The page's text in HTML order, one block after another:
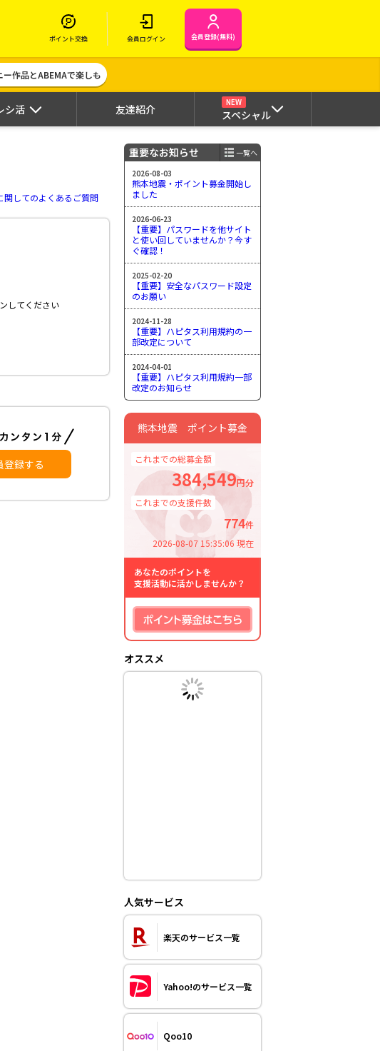
ポイント交換 会員ログイン 会員登録(無料)
作品とABEMAで楽しも
シ活 友達紹介
NEW
スペシャル
関してのよくあるご質問
してください
登録する
重要なお知らせ
一覧へ
2026-08-03
熊本地震・ポイント募金開始し
ました
2026-06-23
【重要】パスワードを他サイト
と使い回していませんか？今す
ぐ確認！
2025-02-20
【重要】安全なパスワード設定
のお願い
2024-11-28
【重要】ハピタス利用規約の一
部改定について
2024-04-01
【重要】ハピタス利用規約一部
改定のお知らせ
熊本地震 ポイント募金
これまでの総募金額
384,549円分
これまでの支援件数
774件
2026-08-07 15:35:06 現在
あなたのポイントを
支援活動に活かしませんか？
オススメ
人気サービス
楽天のサービス一覧
Yahoo!のサービス一覧
Qoo10